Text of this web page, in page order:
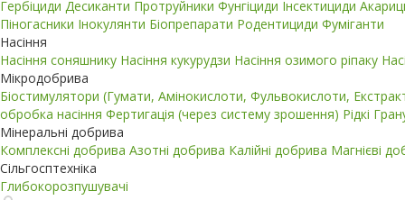
Гербіциди Десиканти Протруйники Фунгіциди Інсектициди
Піногасники Інокулянти Біопрепарати Родентициди Фуміганти
Насіння
Насіння соняшнику Насіння кукурудзи Насіння озимого ріпаку
Мікродобрива
Біостимулятори (Гумати, Амінокислоти, Фульвокислоти,
обробка насіння Фертигація (через систему зрошення) Рідкі
Мінеральні добрива
Комплексні добрива Азотні добрива Калійні добрива Магнієві
Сільгосптехніка
Глибокорозпушувачі